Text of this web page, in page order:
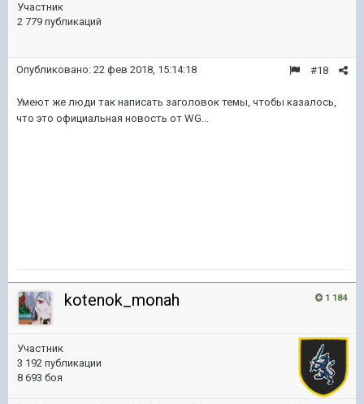
Участник
2 779 публикаций
#18
Опубликовано: 22 фев 2018, 15:14:18
Умеют же люди так написать заголовок темы, чтобы казалось,
что это официальная новость от WG...
1 184
kotenok_monah
Участник
3 192 публикации
8 693 боя